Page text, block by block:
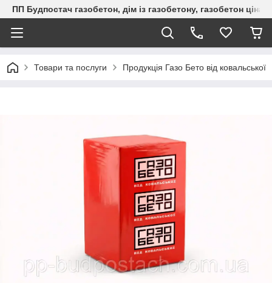
ПП Будпостач газобетон, дім із газобетону, газобетон
Товари та послуги Продукція Газо Бето від ковальської